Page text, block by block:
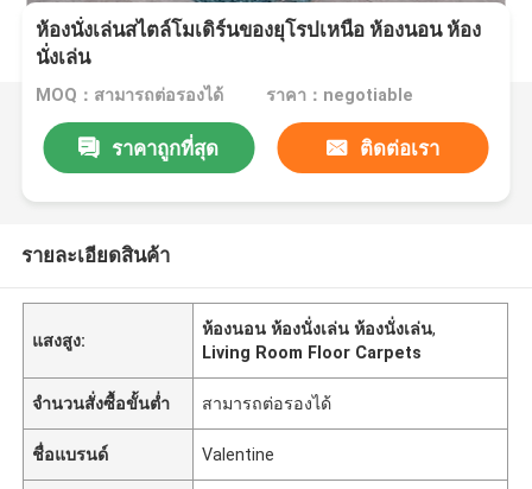
ห้องนั่งเล่นสไตล์โมเดิร์นของยุโรปเหนือ ห้องนอน ห้อง
นั่งเล่น
MOQ：สามารถต่อรองได้ ราคา：negotiable
ราคาถูกที่สุด ติดต่อเรา
รายละเอียดสินค้า
แสงสูง:
ห้องนอน ห้องนั่งเล่น ห้องนั่งเล่น,
Living Room Floor Carpets
จำนวนสั่งซื้อขั้นต่ำ สามารถต่อรองได้
ชื่อแบรนด์ Valentine